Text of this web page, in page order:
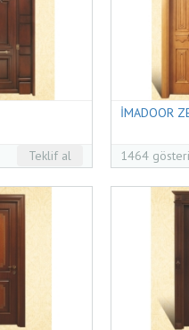
Teklif al
İMADOOR
1464